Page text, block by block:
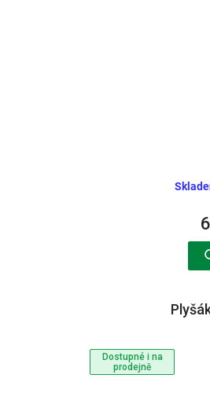
Dostupné i na
prodejně